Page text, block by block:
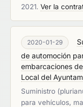
2021. Ver la
2020-01-29
de automoción
embarcaciones
Local del
Suministro
para vehículos,